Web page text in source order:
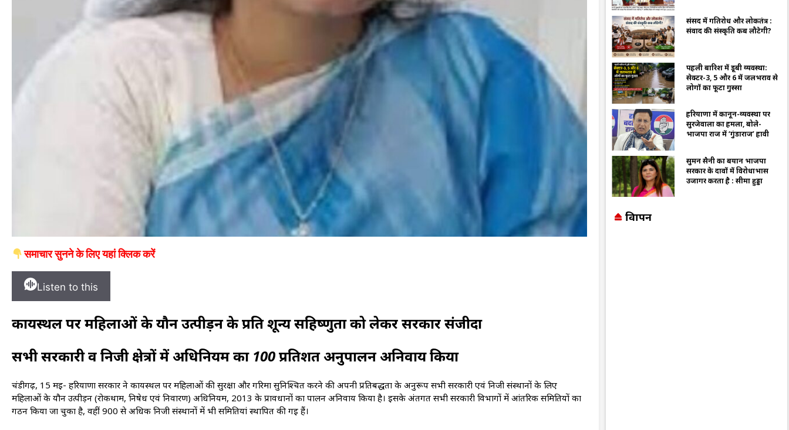
समाचार सुनने के लिए यहां क्लिक करें
Listen to this
कार्यस्थल पर महिलाओं के यौन उत्पीड़न के प्रति शून्य सहिष्णुता को लेकर सरकार संजीदा
सभी सरकारी व निजी क्षेत्रों में अधिनियम का 100 प्रतिशत अनुपालन अनिवार्य किया
चंडीगढ़, 15 मई- हरियाणा सरकार ने कार्यस्थल पर महिलाओं की सुरक्षा और गरिमा सुनिश्चित करने की अपनी प्रतिबद्धता के अनुरूप सभी सरकारी एवं निजी संस्थानों के लिए
महिलाओं के यौन उत्पीड़न (रोकथाम, निषेध एवं निवारण) अधिनियम, 2013 के प्रावधानों का पालन अनिवार्य किया है। इसके अंतर्गत सभी सरकारी विभागों में आंतरिक समितियों का
गठन किया जा चुका है, वहीं 900 से अधिक निजी संस्थानों में भी समितियां स्थापित की गई हैं।
संसद में गतिरोध और लोकतंत्र :
संवाद की संस्कृति कब लौटेगी?
पहली बारिश में डूबी व्यवस्था:
सेक्टर-3, 5 और 6 में जलभराव से
लोगों का फूटा गुस्सा
हरियाणा में कानून-व्यवस्था पर
सुरजेवाला का हमला, बोले-
भाजपा राज में ‘गुंडाराज’ हावी
सुमन सैनी का बयान भाजपा
सरकार के दावों में विरोधाभास
उजागर करता है : सीमा हुड्डा
विज्ञापन